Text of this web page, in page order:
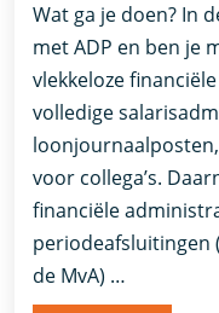
Wat ga je doen? In
met ADP en ben je
vlekkeloze
volledige
voor collega’s.
financiële
periodeafsluitingen
de MvA) …